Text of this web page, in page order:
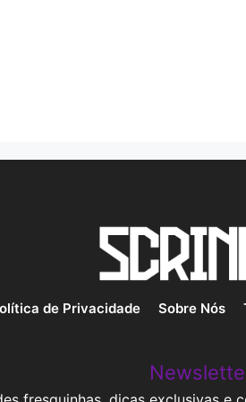
de Privacidade Sobre Nós